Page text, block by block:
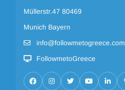
Müllerstr.47 80469
Munich Bayern
info@followmetogreece.com
FollowmetoGreece